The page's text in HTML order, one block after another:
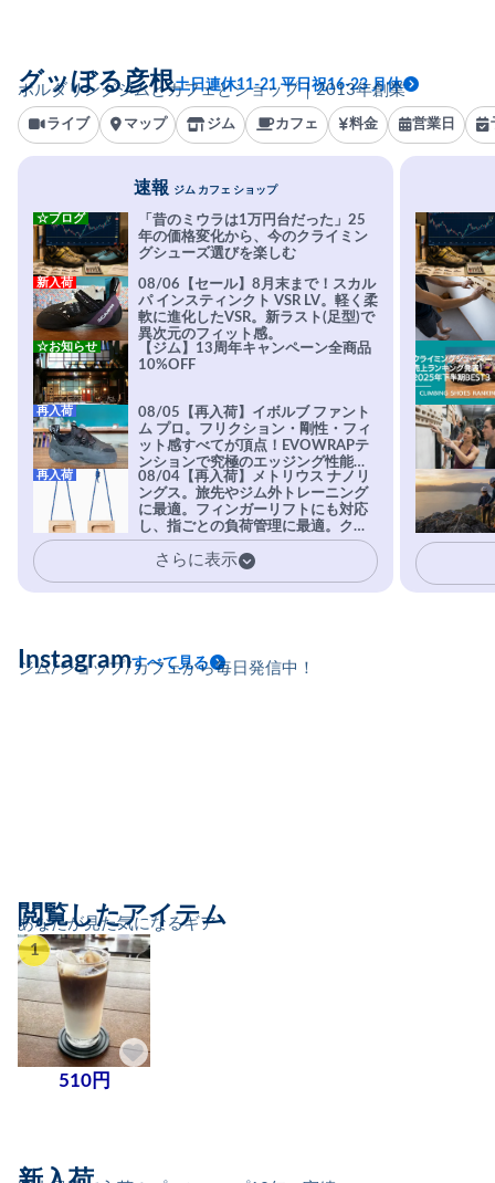
ボルダリングジムとカフェとショップ｜2013年創業
グッぼる彦根土日連休11-21 平日祝16-23 月休
ライブ マップ ジム カフェ 料金 営業日
速報 ジム カフェ ショップ
「昔のミウラは1万円台だった」25
年の価格変化から、今のクライミン
グシューズ選びを楽しむ
☆ブログ
08/06【セール】8月末まで！スカル
パ インスティンクト VSR LV。軽く柔
軟に進化したVSR。新ラスト(足型)で
異次元のフィット感。
新入荷
【ジム】13周年キャンペーン全商品
10%OFF
☆お知らせ
08/05【再入荷】イボルブ ファント
ム プロ。フリクション・剛性・フィ
ット感すべてが頂点！EVOWRAPテ
ンションで究極のエッジング性能を
実現。進化系ラバーEvo-74はTRAX
を凌駕する粘着力で極小ホールドに
安心感。
再入荷
08/04【再入荷】メトリウス ナノリ
ングス。旅先やジム外トレーニング
に最適。フィンガーリフトにも対応
し、指ごとの負荷管理に最適。クラ
イマーの指を本気で鍛えるギア。
再入荷
さらに表示
ジム/ショップ/カフェから毎日発信中！
Instagramすべて見る
あなたが見た気になるギア
閲覧したアイテム
1
510円